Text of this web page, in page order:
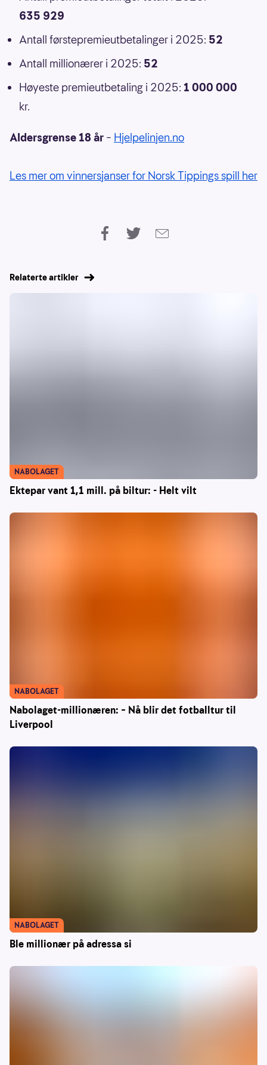
635 929
Antall førstepremieutbetalinger i 2025: 52
Antall millionærer i 2025: 52
Høyeste premieutbetaling i 2025: 1 000 000
kr.
Aldersgrense 18 år – Hjelpelinjen.no
Les mer om vinnersjanser for Norsk Tippings spill her
Relaterte artikler
Ektepar vant 1,1 mill. på biltur: - Helt vilt
NABOLAGET
Nabolaget-millionæren: – Nå blir det fotballtur til
Liverpool
NABOLAGET
Ble millionær på adressa si
NABOLAGET